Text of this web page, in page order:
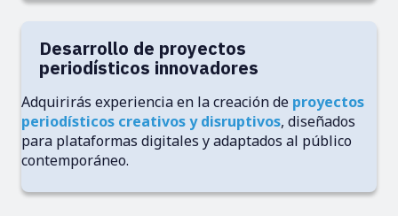
Desarrollo de proyectos
periodísticos innovadores
Adquirirás experiencia en la creación de proyectos
periodísticos creativos y disruptivos, diseñados
para plataformas digitales y adaptados al público
contemporáneo.